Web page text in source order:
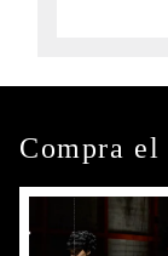
Compra